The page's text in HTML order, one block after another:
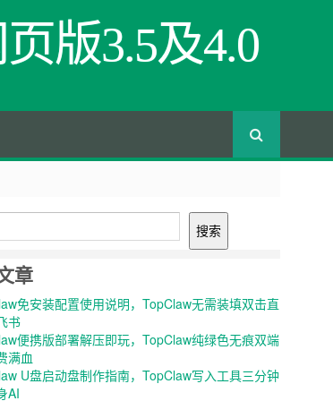
版3.5及4.0
搜索
章
免安装配置使用说明，TopClaw无需装填双击直
书
便携版部署解压即玩，TopClaw纯绿色无痕双端
满血
U盘启动盘制作指南，TopClaw写入工具三分钟
AI